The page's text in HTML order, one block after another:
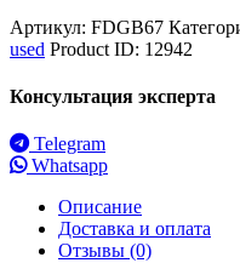
Артикул: FDGB67
used Product ID: 12942
Консультация эксперта
Telegram
Whatsapp
Описание
Доставка и оплата
Отзывы (0)